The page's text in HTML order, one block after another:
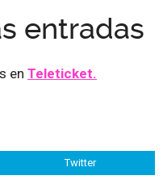
entradas
en Teleticket.
Twitter